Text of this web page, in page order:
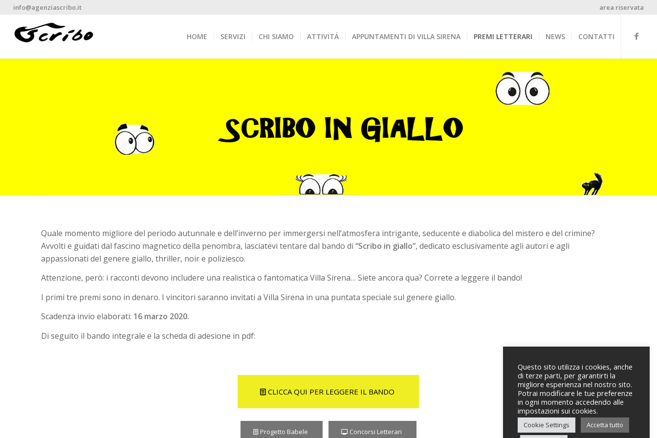
area riservata
info@agenziascribo.it
HOME SERVIZI CHI SIAMO ATTIVITÁ APPUNTAMENTI DI VILLA SIRENA PREMI LETTERARI NEWS CONTATTI
Quale momento migliore del periodo autunnale e dell’inverno per immergersi nell’atmosfera intrigante, seducente e diabolica del mistero e del crimine?
Avvolti e guidati dal fascino magnetico della penombra, lasciatevi tentare dal bando di “Scribo in giallo”, dedicato esclusivamente agli autori e agli
appassionati del genere giallo, thriller, noir e poliziesco.
Attenzione, però: i racconti devono includere una realistica o fantomatica Villa Sirena… Siete ancora qua? Correte a leggere il bando!
I primi tre premi sono in denaro. I vincitori saranno invitati a Villa Sirena in una puntata speciale sul genere giallo.
Scadenza invio elaborati: 16 marzo 2020.
Di seguito il bando integrale e la scheda di adesione in pdf:
CLICCA QUI PER LEGGERE IL BANDO
Progetto Babele Concorsi Letterari
Questo sito utilizza i cookies, anche
di terze parti, per garantirti la
migliore esperienza nel nostro sito.
Potrai modificare le tue preferenze
in ogni momento accedendo alle
impostazioni sui cookies.
Cookie Settings Accetta tutto